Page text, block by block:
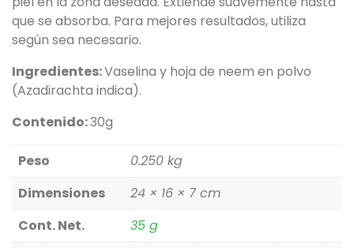
que se absorba. Para mejores resultados, utiliza
según sea necesario.
Ingredientes:Vaselina y hoja de neem en polvo
(Azadirachta indica).
Contenido:30g
Peso
0.250 kg
Dimensiones
24 × 16 × 7 cm
Cont. Net.
35 g